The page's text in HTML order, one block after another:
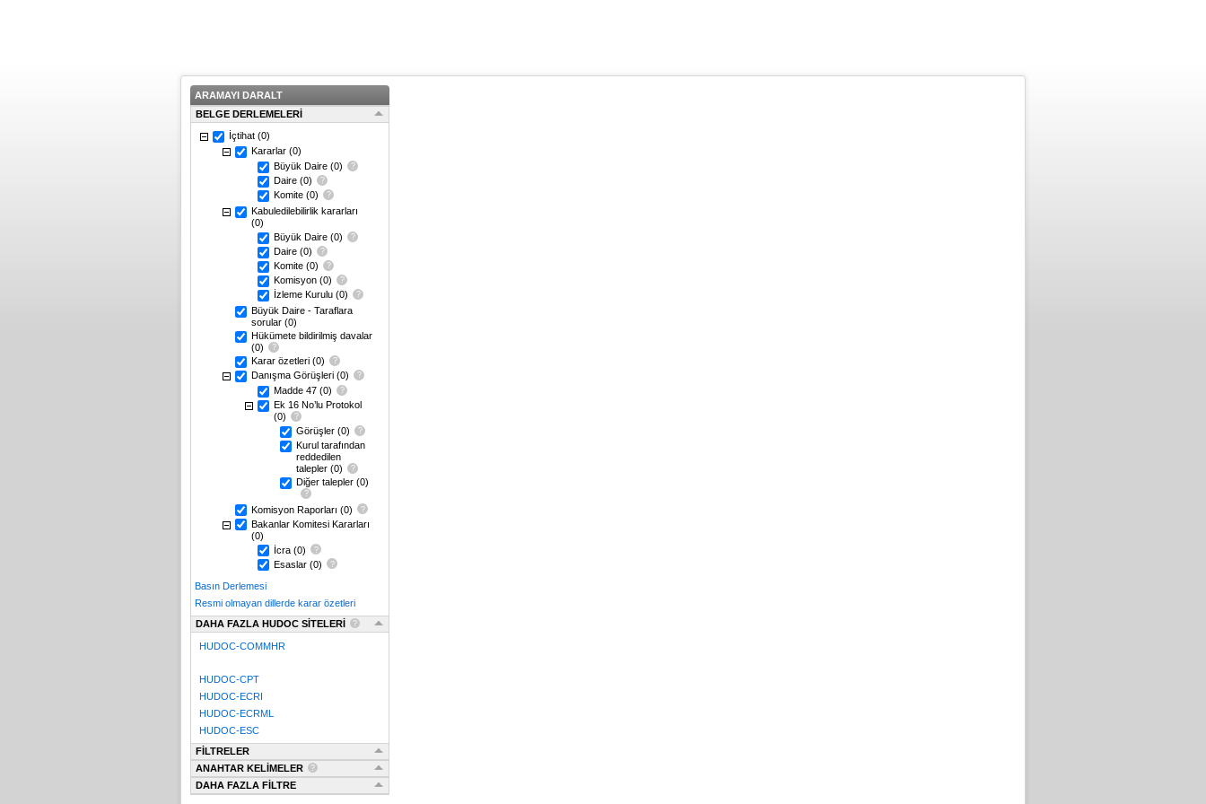
ARAMAYI DARALT
BELGE DERLEMELERİ
İçtihat (0)
Kararlar (0)
Büyük Daire (0)
Daire (0)
Komite (0)
Kabuledilebilirlik kararları
(0)
Büyük Daire (0)
Daire (0)
Komite (0)
Komisyon (0)
İzleme Kurulu (0)
Büyük Daire - Taraflara
sorular (0)
Hükümete bildirilmiş davalar
(0)
Karar özetleri (0)
Danışma Görüşleri (0)
Madde 47 (0)
Ek 16 No’lu Protokol
(0)
Görüşler (0)
Kurul tarafından
reddedilen
talepler (0)
Diğer talepler (0)
Komisyon Raporları (0)
Bakanlar Komitesi Kararları
(0)
İcra (0)
Esaslar (0)
Basın Derlemesi
Resmi olmayan dillerde karar özetleri
DAHA FAZLA HUDOC SİTELERİ
HUDOC-COMMHR
HUDOC-CPT
HUDOC-ECRI
HUDOC-ECRML
HUDOC-ESC
FİLTRELER
ANAHTAR KELİMELER
DAHA FAZLA FİLTRE